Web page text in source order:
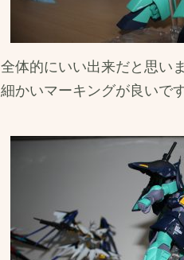
全体的にいい出来だと思い
細かいマーキングが良いで